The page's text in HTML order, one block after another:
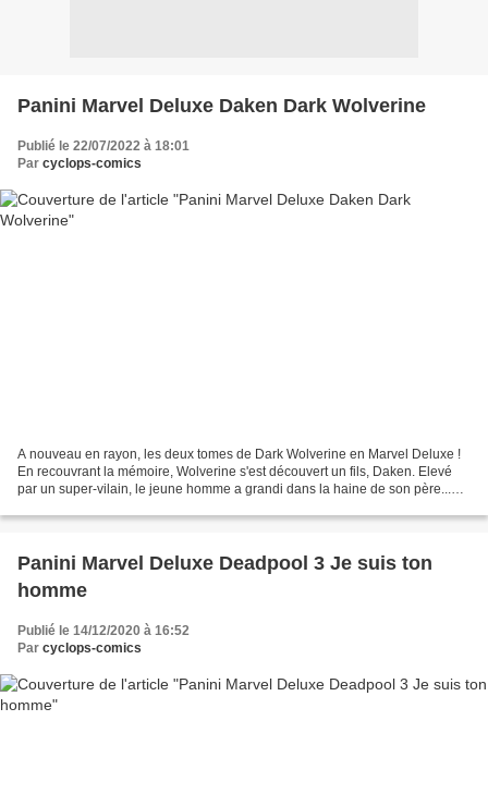
Panini Marvel Deluxe Daken Dark Wolverine
Publié le 22/07/2022 à 18:01
Par cyclops-comics
A nouveau en rayon, les deux tomes de Dark Wolverine en Marvel Deluxe !
En recouvrant la mémoire, Wolverine s'est découvert un fils, Daken. Elevé
par un super-vilain, le jeune homme a grandi dans la haine de son père...
Panini Marvel Deluxe Deadpool 3 Je suis ton
homme
Publié le 14/12/2020 à 16:52
Par cyclops-comics